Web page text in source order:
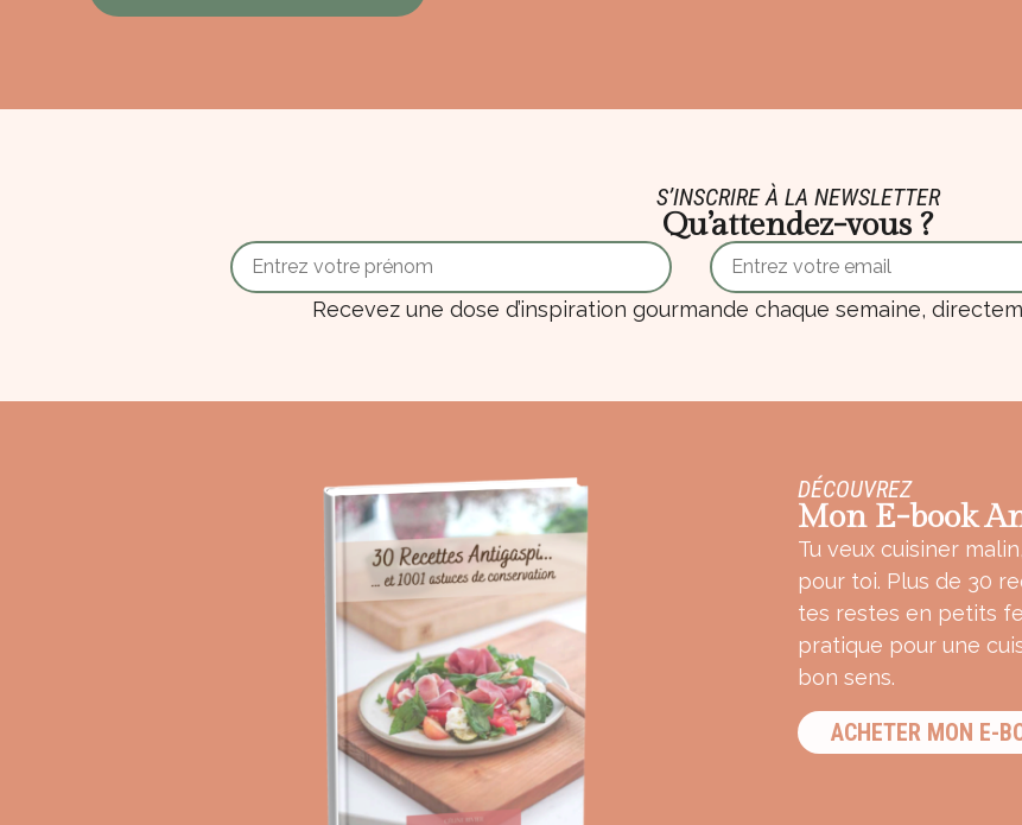
S’INSCRIRE À LA NEWSLETTER
Qu’attendez-vous ?
Recevez une dose d’inspiration gourmande chaque semaine,
DÉCOUVREZ
Mon E-book
Tu veux cuisiner
pour toi. Plus de 30
tes restes en petits
pratique pour une
bon sens.
ACHETER MON E-